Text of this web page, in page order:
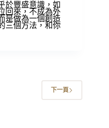
於豐盛意識，如
回來，不成為外
是做為一個創造
三個方法，和你
下一頁